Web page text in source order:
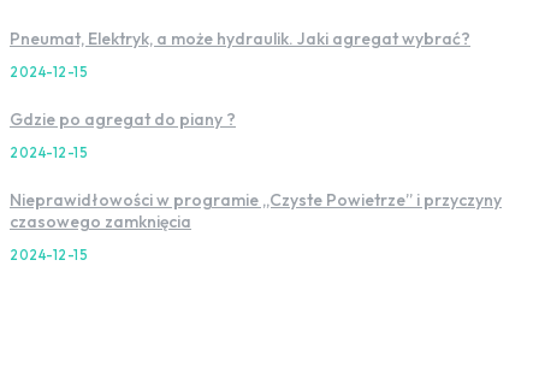
Pneumat, Elektryk, a może hydraulik. Jaki agregat wybrać?
2024-12-15
Gdzie po agregat do piany ?
2024-12-15
Nieprawidłowości w programie „Czyste Powietrze” i przyczyny
czasowego zamknięcia
2024-12-15